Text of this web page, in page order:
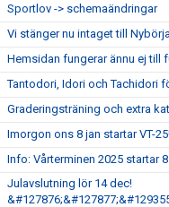
Sportlov -> schemaändringar
Vi stänger nu intaget till
Hemsidan fungerar ännu ej till
Tantodori, Idori och Tachidori
Graderingsträning och extra
Imorgon ons 8 jan startar VT-25!
Info: Vårterminen 2025 startar
Julavslutning lör 14 dec!